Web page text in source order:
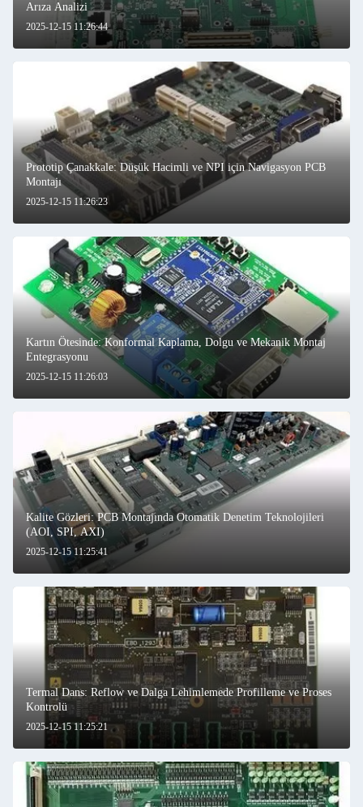
2025-12-15 11:26:44
Arıza Analizi
2025-12-15 11:26:23
Prototip Çanakkale: Düşük Hacimli ve NPI için Navigasyon PCB
Montajı
2025-12-15 11:26:03
Kartın Ötesinde: Konformal Kaplama, Dolgu ve Mekanik Montaj
Entegrasyonu
2025-12-15 11:25:41
Kalite Gözleri: PCB Montajında Otomatik Denetim Teknolojileri
(AOI, SPI, AXI)
2025-12-15 11:25:21
Termal Dans: Reflow ve Dalga Lehimlemede Profilleme ve Proses
Kontrolü